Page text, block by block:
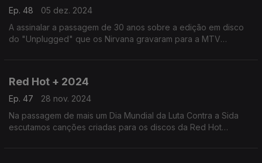
Ep. 48
05 dez. 2024
A assinalar a passagem de 30 anos sobre a edição em disco
do "Unplugged" que os Nirvana gravaram para a MTV
Red Hot + 2024
Ep. 47
28 nov. 2024
Na passagem de mais um Dia Mundial da Luta Contra a Sida
escutamos canções criadas para os discos da Red Hot